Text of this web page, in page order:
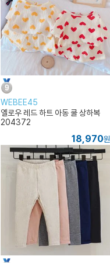
WEBEE45
옐로우 레드 하트 아동 쿨 상하복
204372
18,970원